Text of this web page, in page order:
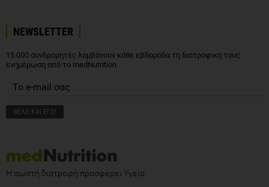
NEWSLETTER
15.000 συνδρομητές λαμβάνουν κάθε εβδομάδα τη διατροφική τους
ενημέρωση από το medNutrition.
Η σωστή διατροφή προσφέρει Υγεία